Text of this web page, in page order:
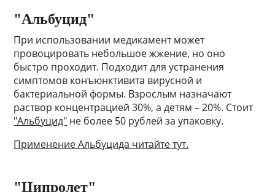
"Альбуцид"
При использовании медикамент может
провоцировать небольшое жжение, но оно
быстро проходит. Подходит для устранения
симптомов конъюнктивита вирусной и
бактериальной формы. Взрослым назначают
раствор концентрацией 30%, а детям – 20%. Стоит
"Альбуцид" не более 50 рублей за упаковку.
Применение Альбуцида читайте тут.
"Ципролет"